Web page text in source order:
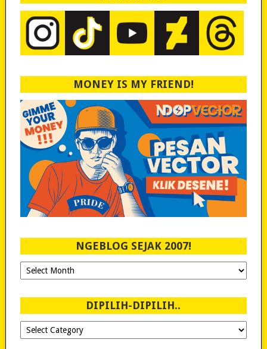
MONEY IS MY FRIEND!
NGEBLOG SEJAK 2007!
Ngeblog
Sejak
DIPILIH-DIPILIH..
Dipilih-
dipilih..